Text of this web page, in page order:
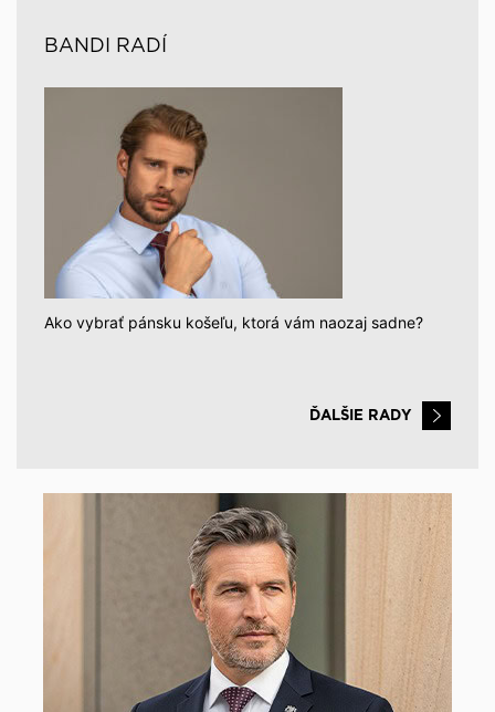
BANDI RADÍ
Ako vybrať pánsku košeľu, ktorá vám naozaj sadne?
ĎALŠIE RADY